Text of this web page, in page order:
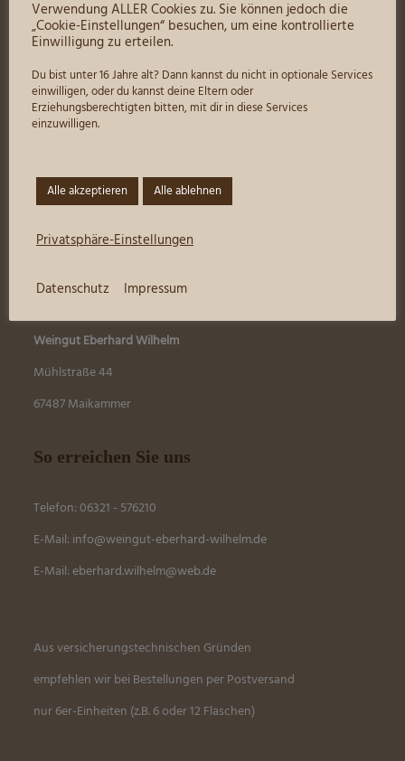
Mein Konto
Preisliste zum Download
AGB
Impressum
Versand- & Zahlungsbedingungen
Unsere Anschrift
Weingut Eberhard Wilhelm
Mühlstraße 44
67487 Maikammer
So erreichen Sie uns
Telefon: 06321 - 576210
E-Mail: info@weingut-eberhard-wilhelm.de
E-Mail:eberhard.wilhelm@web.de
Aus versicherungstechnischen Gründen
empfehlen wir bei Bestellungen per Postversand
nur 6er-Einheiten (z.B. 6 oder 12 Flaschen)
Verwendung ALLER Cookies zu. Sie können jedoch die
„Cookie-Einstellungen“ besuchen, um eine kontrollierte
Einwilligung zu erteilen.
Du bist unter 16 Jahre alt? Dann kannst du nicht in optionale Services
einwilligen, oder du kannst deine Eltern oder
Erziehungsberechtigten bitten, mit dir in diese Services
einzuwilligen.
Alle akzeptieren Alle ablehnen
Privatsphäre-Einstellungen
Datenschutz Impressum